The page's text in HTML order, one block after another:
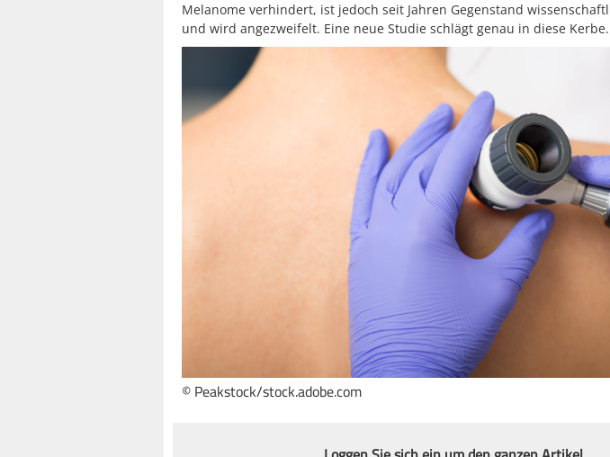
Melanome verhindert, ist jedoch seit Jahren Gegenstand
und wird angezweifelt. Eine neue Studie schlägt genau in diese Kerbe.
© Peakstock/stock.adobe.com